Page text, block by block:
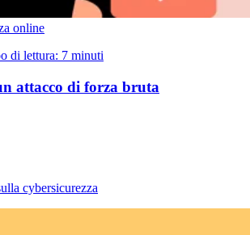
online
di lettura: 7 minuti
attacco di forza bruta
cybersicurezza